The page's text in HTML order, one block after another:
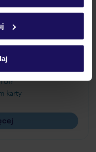
cookie znajdziesz
karty